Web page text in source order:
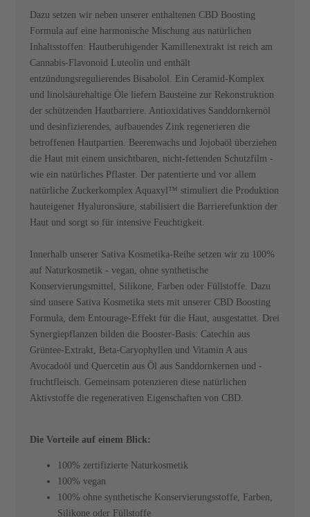
Dazu setzen wir neben unserer enthaltenen CBD Boosting
Formula auf eine harmonische Mischung aus natürlichen
Inhaltsstoffen: Hautberuhigender Kamillenextrakt ist reich am
Cannabis-Flavonoid Luteolin und enthält
entzündungsregulierendes Bisabolol. Ein Ceramid-Komplex
und linolsäurehaltige Öle liefern Bausteine zur Rekonstruktion
der schützenden Hautbarriere. Antioxidatives Sanddornkernöl
und desinfizierendes, aufbauendes Zink regenerieren die
betroffenen Hautpartien. Beerenwachs und Jojobaöl überziehen
die Haut mit einem unsichtbaren, nicht-fettenden Schutzfilm -
wie ein natürliches Pflaster. Der patentierte und vor allem
natürliche Zuckerkomplex Aquaxyl™ stimuliert die Produktion
hauteigener Hyaluronsäure, stabilisiert die Barrierefunktion der
Haut und sorgt so für intensive Feuchtigkeit.
Innerhalb unserer Sativa Kosmetika-Reihe setzen wir zu 100%
auf Naturkosmetik - vegan, ohne synthetische
Konservierungsmittel, Silikone, Farben oder Füllstoffe. Dazu
sind unsere Sativa Kosmetika stets mit unserer CBD Boosting
Formula, dem Entourage-Effekt für die Haut, ausgestattet. Drei
Synergiepflanzen bilden die Booster-Basis: Catechin aus
Grüntee-Extrakt, Beta-Caryophyllen und Vitamin A aus
Avocadoöl und Quercetin aus Öl aus Sanddornkernen und -
fruchtfleisch. Gemeinsam potenzieren diese natürlichen
Aktivstoffe die regenerativen Eigenschaften von CBD.
Die Vorteile auf einem Blick:
100% zertifizierte Naturkosmetik
100% vegan
100% ohne synthetische Konservierungsstoffe, Farben,
Silikone oder Füllstoffe